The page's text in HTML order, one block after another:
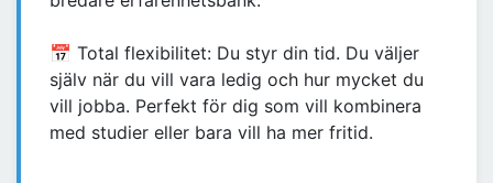
📅 Total flexibilitet: Du styr din tid. Du väljer
själv när du vill vara ledig och hur mycket du
vill jobba. Perfekt för dig som vill kombinera
med studier eller bara vill ha mer fritid.